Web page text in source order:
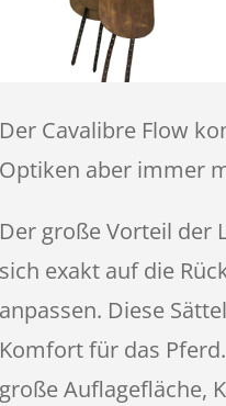
Der Cavalibre Flow
Optiken aber immer
Der große Vorteil der
sich exakt auf die
anpassen. Diese
Komfort für das
große Auflagefläche,